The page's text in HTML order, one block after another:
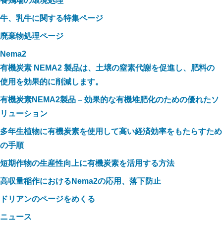
牛、乳牛に関する特集ページ
廃棄物処理ページ
Nema2
有機炭素 NEMA2 製品は、土壌の窒素代謝を促進し、肥料の
使用を効果的に削減します。
有機炭素NEMA2製品 – 効果的な有機堆肥化のための優れたソ
リューション
多年生植物に有機炭素を使用して高い経済効率をもたらすため
の手順
短期作物の生産性向上に有機炭素を活用する方法
高収量稲作におけるNema2の応用、落下防止
ドリアンのページをめくる
ニュース